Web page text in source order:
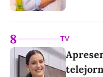
8 TV